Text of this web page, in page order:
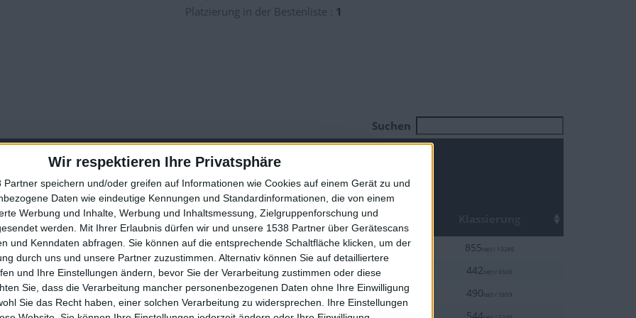
Wir respektieren Ihre Privatsphäre
Partner speichern und/oder greifen auf Informationen wie Cookies auf einem Gerät zu und
Daten wie eindeutige Kennungen und Standardinformationen, die von einem
Werbung und Inhalte, Werbung und Inhaltsmessung, Zielgruppenforschung und
werden.
Mit Ihrer Erlaubnis dürfen wir und unsere 1538 Partner über Gerätescans
und Kenndaten abfragen. Sie können auf die entsprechende Schaltfläche klicken, um der
durch uns und unsere Partner zuzustimmen. Alternativ können Sie auf detailliertere
und Ihre Einstellungen ändern, bevor Sie der Verarbeitung zustimmen oder diese
Sie, dass die Verarbeitung mancher personenbezogenen Daten ohne Ihre Einwilligung
Sie das Recht haben, einer solchen Verarbeitung zu widersprechen. Ihre Einstellungen
Platzierung in der Bestenliste : 1
Suchen
3 9 8 2
Name
Beste
Ergebnisse
Datum Top Klassierung
171767 2020-10-08 10% 855te(r) / 13286
100954 2024-11-18 10% 442te(r) / 6506
junior 106253 2026-04-22 10% 490te(r) / 5659
🇺🇸 We noticed you’re visiting from
an English-speaking country
Join our American version now and be among
the firsts to submit your score on our
leaderboards!